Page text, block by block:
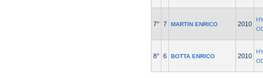
7° 7 MARTIN ENRICO 2010
8° 6 BOTTA ENRICO 2010